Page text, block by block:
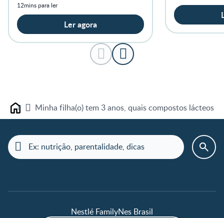
12mins para ler
Ler agora
Home Minha filha(o) tem 3 anos, quais compostos lácteos
Nestlé FamilyNes Brasil